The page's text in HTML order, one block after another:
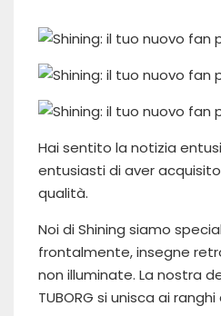
Hai sentito la notizia
entusiasti di aver
qualità.
Noi di Shining siamo
frontalmente, insegne
non illuminate. La nostra
TUBORG si unisca ai